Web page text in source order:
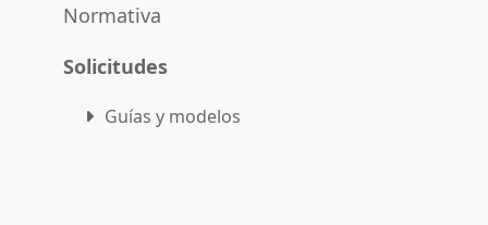
Normativa
Solicitudes
Guías y modelos